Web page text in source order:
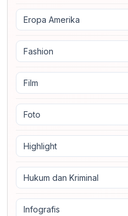
Eropa Amerika
Fashion
Film
Foto
Highlight
Hukum dan Kriminal
Infografis